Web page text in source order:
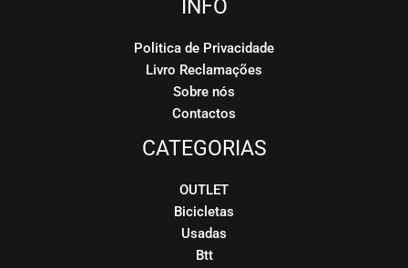
INFO
Politica de Privacidade
Livro Reclamações
Sobre nós
Contactos
CATEGORIAS
OUTLET
Bicicletas
Usadas
Btt